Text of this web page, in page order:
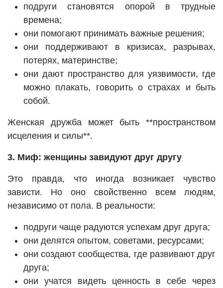
подруги становятся опорой в трудные
времена;
они помогают принимать важные решения;
они поддерживают в кризисах, разрывах,
потерях, материнстве;
они дают пространство для уязвимости, где
можно плакать, говорить о страхах и быть
собой.
Женская дружба может быть **пространством
исцеления и силы**.
3. Миф: женщины завидуют друг другу
Это правда, что иногда возникает чувство
зависти. Но оно свойственно всем людям,
независимо от пола. В реальности:
подруги чаще радуются успехам друг друга;
они делятся опытом, советами, ресурсами;
они создают сообщества, где развивают друг
друга;
они учатся видеть ценность в себе через